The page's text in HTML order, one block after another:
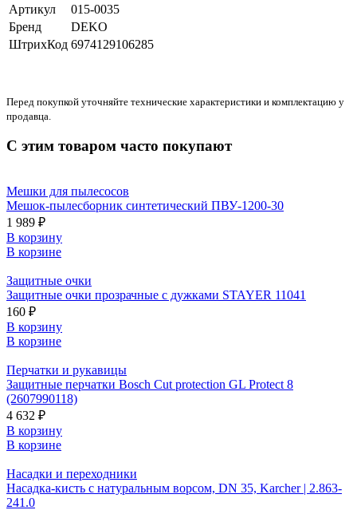
Артикул
015-0035
Бренд
DEKO
ШтрихКод 6974129106285
Перед покупкой уточняйте технические характеристики и комплектацию у
продавца.
С этим товаром часто покупают
Мешки для пылесосов
Мешок-пылесборник синтетический ПВУ-1200-30
1 989 ₽
В корзину
В корзине
Защитные очки
Защитные очки прозрачные с дужками STAYER 11041
160 ₽
В корзину
В корзине
Перчатки и рукавицы
Защитные перчатки Bosch Cut protection GL Protect 8
(2607990118)
4 632 ₽
В корзину
В корзине
Насадки и переходники
Насадка-кисть с натуральным ворсом, DN 35, Karcher | 2.863-
241.0